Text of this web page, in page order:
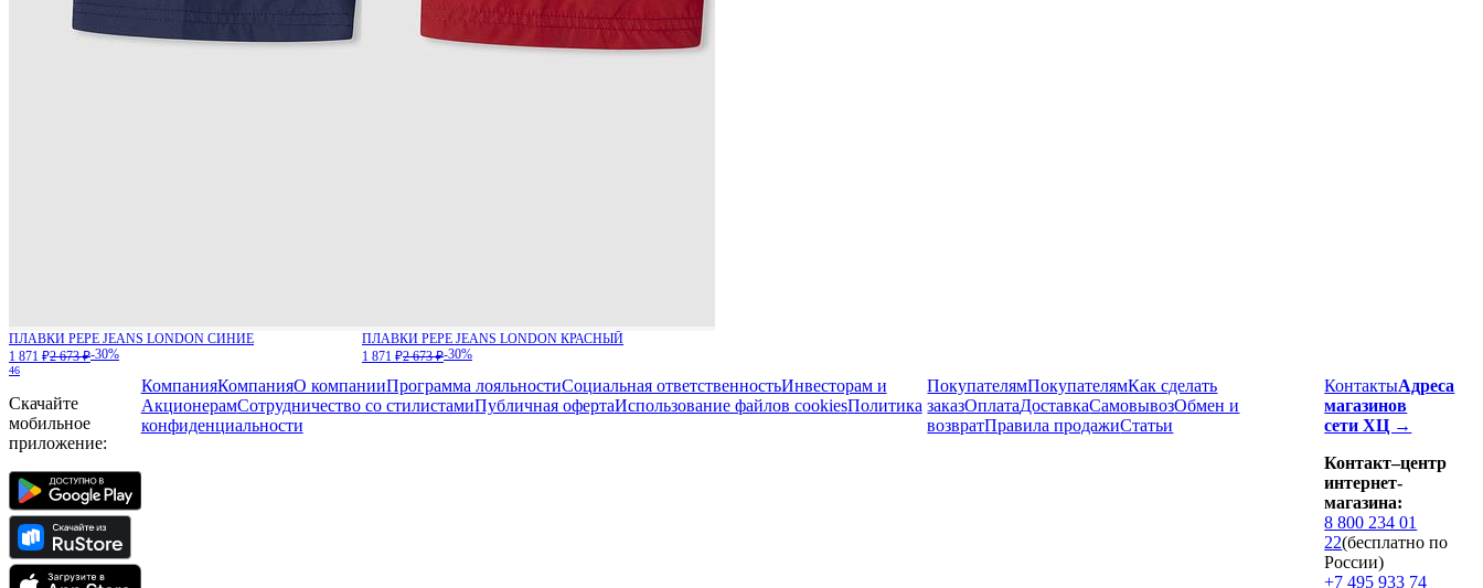
ПЛАВКИ PEPE JEANS LONDON СИНИЕ
1 871 ₽2 673 ₽-30%
46
ПЛАВКИ PEPE JEANS LONDON КРАСНЫЙ
1 871 ₽2 673 ₽-30%
Скачайте
мобильное
приложение:
КомпанияКомпанияО компанииПрограмма лояльностиСоциальная ответственностьИнвесторам и
АкционерамСотрудничество со стилистамиПубличная офертаИспользование файлов cookiesПолитика
конфиденциальности
ПокупателямПокупателямКак сделать
заказОплатаДоставкаCамовывозОбмен и
возвратПравила продажиСтатьи
КонтактыАдреса
магазинов
сети ХЦ →
Контакт–центр
интернет-
магазина:
8 800 234 01
22(бесплатно по
России)
+7 495 933 74